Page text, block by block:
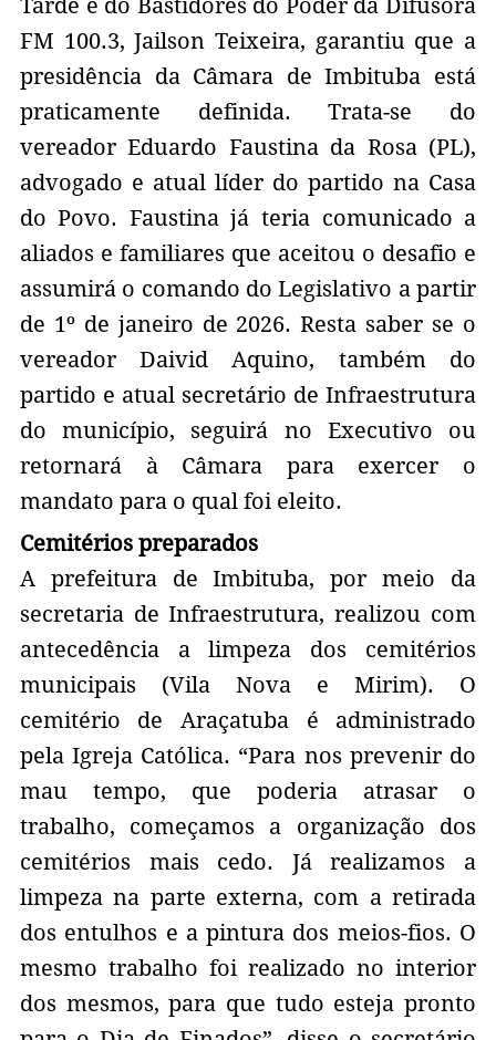
Tarde e do Bastidores do Poder da Difusora
FM 100.3, Jailson Teixeira, garantiu que a
presidência da Câmara de Imbituba está
praticamente definida. Trata-se do
vereador Eduardo Faustina da Rosa (PL),
advogado e atual líder do partido na Casa
do Povo. Faustina já teria comunicado a
aliados e familiares que aceitou o desafio e
assumirá o comando do Legislativo a partir
de 1º de janeiro de 2026. Resta saber se o
vereador Daivid Aquino, também do
partido e atual secretário de Infraestrutura
do município, seguirá no Executivo ou
retornará à Câmara para exercer o
mandato para o qual foi eleito.
Cemitérios preparados
A prefeitura de Imbituba, por meio da
secretaria de Infraestrutura, realizou com
antecedência a limpeza dos cemitérios
municipais (Vila Nova e Mirim). O
cemitério de Araçatuba é administrado
pela Igreja Católica. “Para nos prevenir do
mau tempo, que poderia atrasar o
trabalho, começamos a organização dos
cemitérios mais cedo. Já realizamos a
limpeza na parte externa, com a retirada
dos entulhos e a pintura dos meios-fios. O
mesmo trabalho foi realizado no interior
dos mesmos, para que tudo esteja pronto